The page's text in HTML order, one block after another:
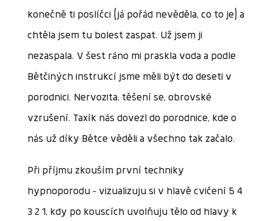
konečně ti poslíčci (já pořád nevěděla, co to je) a
chtěla jsem tu bolest zaspat. Už jsem ji
nezaspala. V šest ráno mi praskla voda a podle
Bětčiných instrukcí jsme měli být do deseti v
porodnici. Nervozita, těšení se, obrovské
vzrušení. Taxík nás dovezl do porodnice, kde o
nás už díky Bětce věděli a všechno tak začalo.
Při příjmu zkouším první techniky
hypnoporodu – vizualizuju si v hlavě cvičení 5 4
3 2 1, kdy po kouscích uvolňuju tělo od hlavy k